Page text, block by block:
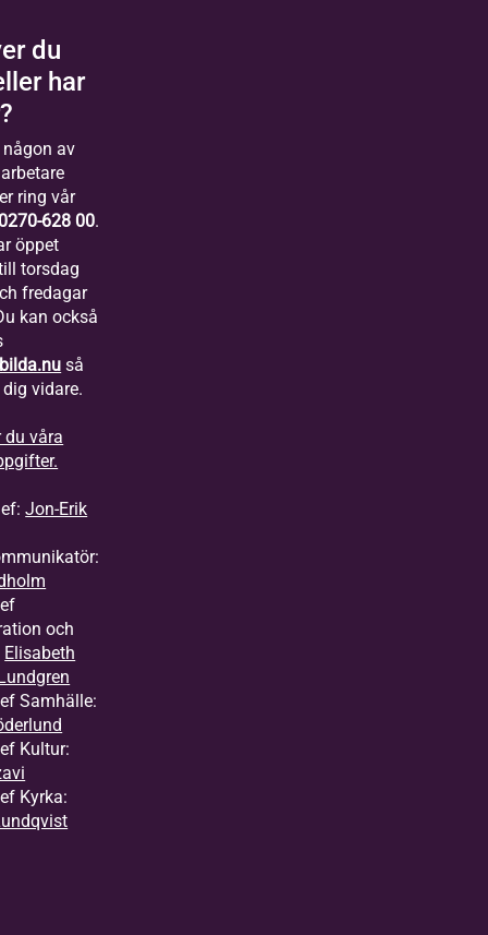
du
har
av
ring vår
628 00.
öppet
torsdag
fredagar
kan också
så
vidare.
du våra
Jon-Erik
och
Elisabeth
Samhälle:
Kultur:
Kyrka: